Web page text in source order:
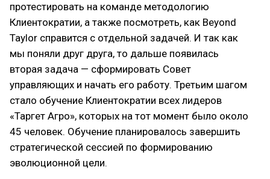
протестировать на команде методологию
Клиентократии, а также посмотреть, как Beyond
Taylor справится с отдельной задачей. И так как
мы поняли друг друга, то дальше появилась
вторая задача — сформировать Совет
управляющих и начать его работу. Третьим шагом
стало обучение Клиентократии всех лидеров
«Таргет Агро», которых на тот момент было около
45 человек. Обучение планировалось завершить
стратегической сессией по формированию
эволюционной цели.